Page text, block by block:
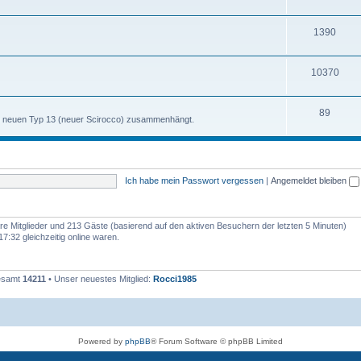
n
m
e
n
e
m
e
n
1390T
e
m
n
10370T
m
n
Typ 13 (neuer Scirocco) zusammenhängt.
89
m
n
Ich habe mein Passwort vergessen | Angemeldet bleiben
Mitglieder und 213 Gäste (basierend auf den aktiven Besuchern der letzten 5 Minuten)
gleichzeitig online waren.
14211 • Unser neuestes Mitglied: Rocci1985
Powered by phpBB® Forum Software © phpBB Limited